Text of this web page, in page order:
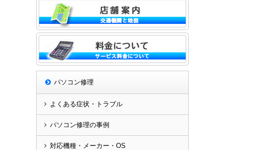
パソコン修理
よくある症状・トラブル
パソコン修理の事例
対応機種・メーカー・OS